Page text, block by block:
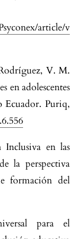
article/v
V. M.
en adolescentes
Puriq,
Inclusiva en las
la perspectiva
formación del
para el